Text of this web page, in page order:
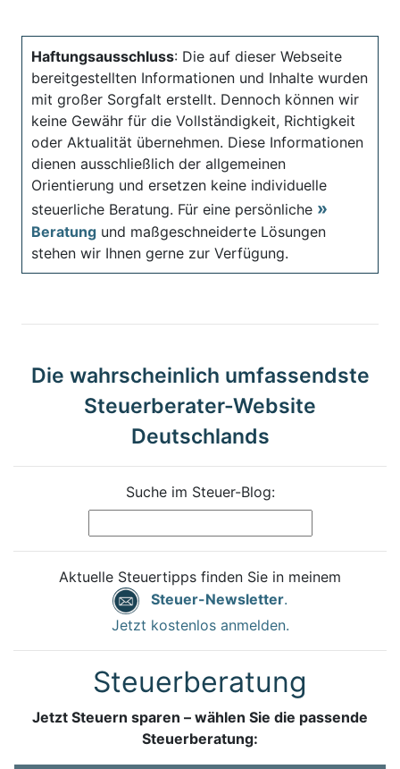
Haftungsausschluss: Die auf dieser Webseite
bereitgestellten Informationen und Inhalte wurden
mit großer Sorgfalt erstellt. Dennoch können wir
keine Gewähr für die Vollständigkeit, Richtigkeit
oder Aktualität übernehmen. Diese Informationen
dienen ausschließlich der allgemeinen
Orientierung und ersetzen keine individuelle
steuerliche Beratung. Für eine persönliche
Beratung und maßgeschneiderte Lösungen
stehen wir Ihnen gerne zur Verfügung.
Die wahrscheinlich umfassendste
Steuerberater-Website
Deutschlands
Suche im Steuer-Blog:
Aktuelle Steuertipps finden Sie in meinem
Steuer-Newsletter.
Jetzt kostenlos anmelden.
Steuerberatung
Jetzt Steuern sparen – wählen Sie die passende
Steuerberatung: